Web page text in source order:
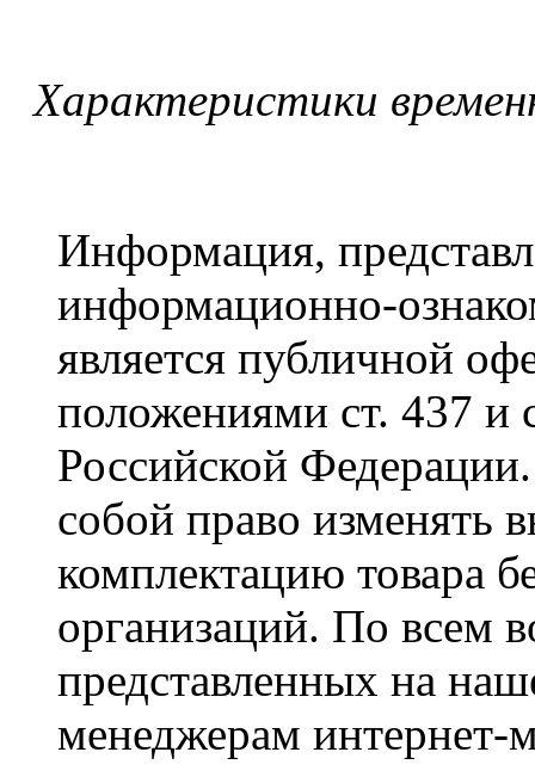
Характеристики
Информация,
информационно-
является публичной
положениями ст. 437 и
Российской
собой право изменять
комплектацию товара
организаций. По всем
представленных на
менеджерам интернет-